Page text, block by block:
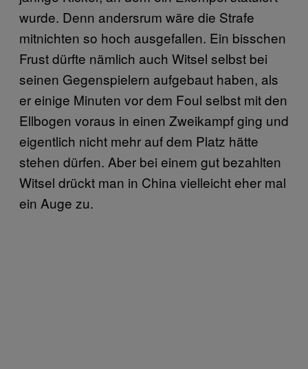
wurde. Denn andersrum wäre die Strafe
mitnichten so hoch ausgefallen. Ein bisschen
Frust dürfte nämlich auch Witsel selbst bei
seinen Gegenspielern aufgebaut haben, als
er einige Minuten vor dem Foul selbst mit den
Ellbogen voraus in einen Zweikampf ging und
eigentlich nicht mehr auf dem Platz hätte
stehen dürfen. Aber bei einem gut bezahlten
Witsel drückt man in China vielleicht eher mal
ein Auge zu.